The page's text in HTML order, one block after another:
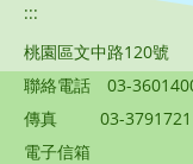
:::
桃園區文中路120號
聯絡電話
03-
傳真
03-3791721
電子信箱